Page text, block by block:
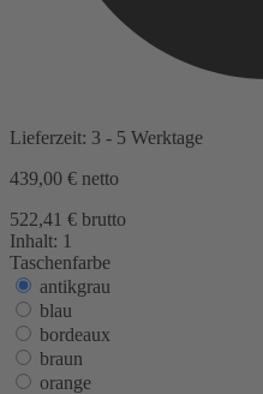
Lieferzeit: 3 - 5 Werktage
439,00 € netto
522,41 € brutto
Inhalt: 1
Taschenfarbe
antikgrau
blau
bordeaux
braun
orange